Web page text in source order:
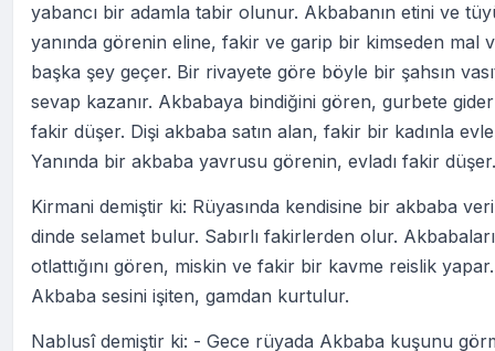
yabancı bir adamla tabir olunur. Akbabanın etini ve
yanında görenin eline, fakir ve garip bir kimseden mal
başka şey geçer. Bir rivayete göre böyle bir şahsın
sevap kazanır. Akbabaya bindiğini gören, gurbete
fakir düşer. Dişi akbaba satın alan, fakir bir kadınla
Yanında bir akbaba yavrusu görenin, evladı fakir düşer.
Kirmani demiştir ki: Rüyasında kendisine bir akbaba
dinde selamet bulur. Sabırlı fakirlerden olur. Akbabaları
otlattığını gören, miskin ve fakir bir kavme reislik yapar.
Akbaba sesini işiten, gamdan kurtulur.
Nablusî demiştir ki: - Gece rüyada Akbaba kuşunu